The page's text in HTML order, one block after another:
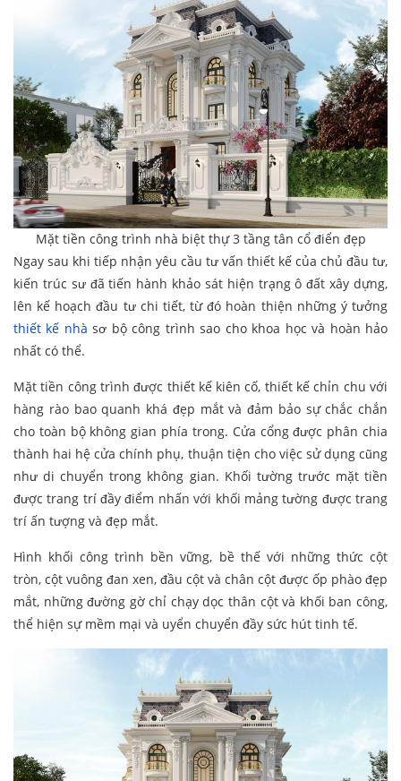
Mặt tiền công trình nhà biệt thự 3 tầng tân cổ điển đẹp
Ngay sau khi tiếp nhận yêu cầu tư vấn thiết kế của chủ đầu tư,
kiến trúc sư đã tiến hành khảo sát hiện trạng ô đất xây dựng,
lên kế hoạch đầu tư chi tiết, từ đó hoàn thiện những ý tưởng
thiết kế nhà sơ bộ công trình sao cho khoa học và hoàn hảo
nhất có thể.
Mặt tiền công trình được thiết kế kiên cố, thiết kế chỉn chu với
hàng rào bao quanh khá đẹp mắt và đảm bảo sự chắc chắn
cho toàn bộ không gian phía trong. Cửa cổng được phân chia
thành hai hệ cửa chính phụ, thuận tiện cho việc sử dụng cũng
như di chuyển trong không gian. Khối tường trước mặt tiền
được trang trí đầy điểm nhấn với khối mảng tường được trang
trí ấn tượng và đẹp mắt.
Hình khối công trình bền vững, bề thế với những thức cột
tròn, cột vuông đan xen, đầu cột và chân cột được ốp phào đẹp
mắt, những đường gờ chỉ chạy dọc thân cột và khối ban công,
thể hiện sự mềm mại và uyển chuyển đầy sức hút tinh tế.